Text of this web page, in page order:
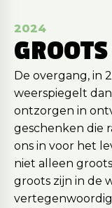
2024
De overgang, in
weerspiegelt
ontzorgen in
geschenken die
ons in voor het
niet alleen
groots zijn in de